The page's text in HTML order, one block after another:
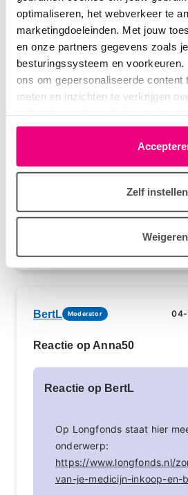
optimaliseren, het webverkeer te
marketingdoeleinden. Met jouw
en onze partners gegevens zoals
besturingssysteem en voorkeuren.
ons om gepersonaliseerde content
meten en inzichten te verkrijgen
wijzigen of intrekken via het
pagina. De lijst met partners is te
“details”.
Zelf instellen
Weigeren
om te reageren
https://www.longfonds.nl/
Dit is het artikel wat ik bedoelde
om te reageren
BertL Moderator 04-
Reactie op Anna50
Reactie op BertL
Op Longfonds staat hier
onderwerp:
https://www.longfonds.nl/
van-je-medicijn-inkoop-en-